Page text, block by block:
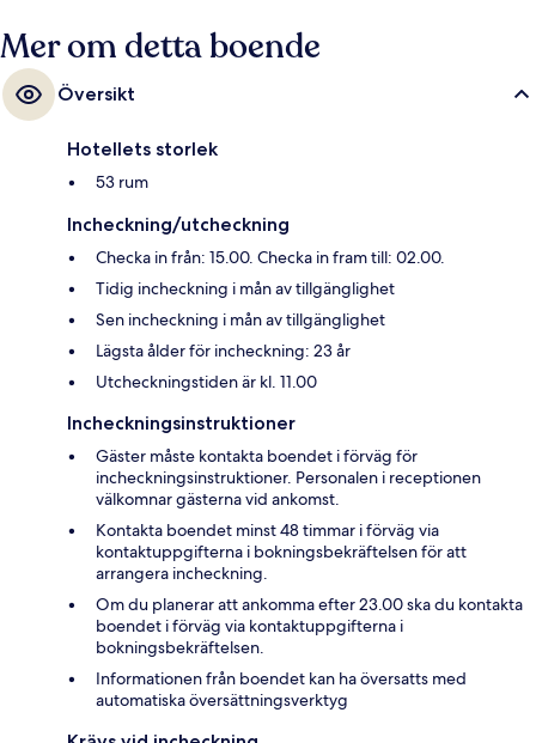
Mer om detta boende
Översikt
Hotellets storlek
53 rum
Incheckning/utcheckning
Checka in från: 15.00. Checka in fram till: 02.00.
Tidig incheckning i mån av tillgänglighet
Sen incheckning i mån av tillgänglighet
Lägsta ålder för incheckning: 23 år
Utcheckningstiden är kl. 11.00
Incheckningsinstruktioner
Gäster måste kontakta boendet i förväg för
incheckningsinstruktioner. Personalen i receptionen
välkomnar gästerna vid ankomst.
Kontakta boendet minst 48 timmar i förväg via
kontaktuppgifterna i bokningsbekräftelsen för att
arrangera incheckning.
Om du planerar att ankomma efter 23.00 ska du kontakta
boendet i förväg via kontaktuppgifterna i
bokningsbekräftelsen.
Informationen från boendet kan ha översatts med
automatiska översättningsverktyg